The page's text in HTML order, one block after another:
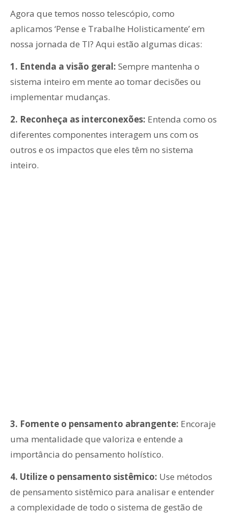
Agora que temos nosso telescópio, como
aplicamos ‘Pense e Trabalhe Holisticamente’ em
nossa jornada de TI? Aqui estão algumas dicas:
1. Entenda a visão geral: Sempre mantenha o
sistema inteiro em mente ao tomar decisões ou
implementar mudanças.
2. Reconheça as interconexões: Entenda como os
diferentes componentes interagem uns com os
outros e os impactos que eles têm no sistema
inteiro.
3. Fomente o pensamento abrangente: Encoraje
uma mentalidade que valoriza e entende a
importância do pensamento holístico.
4. Utilize o pensamento sistêmico: Use métodos
de pensamento sistêmico para analisar e entender
a complexidade de todo o sistema de gestão de